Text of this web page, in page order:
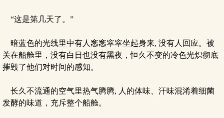
“这是第几天了。”
暗蓝色的光线里中有人窸窸窣窣坐起身来, 没有人回应。被
关在船舱里，没有白日也没有黑夜，恒久不变的冷色光炽彻底
摧毁了他们对时间的感知。
长久不流通的空气里热气腾腾, 人的体味、汗味混淆着细菌
发酵的味道，充斥整个船舱。